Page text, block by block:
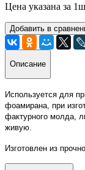
Цена указана за
Добавить в
Описание
Используется для
фоамирана, при
фактурного молда,
живую.
Изготовлен из